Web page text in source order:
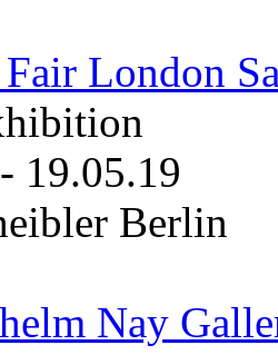
London
- 19.05.19
Berlin
Nay